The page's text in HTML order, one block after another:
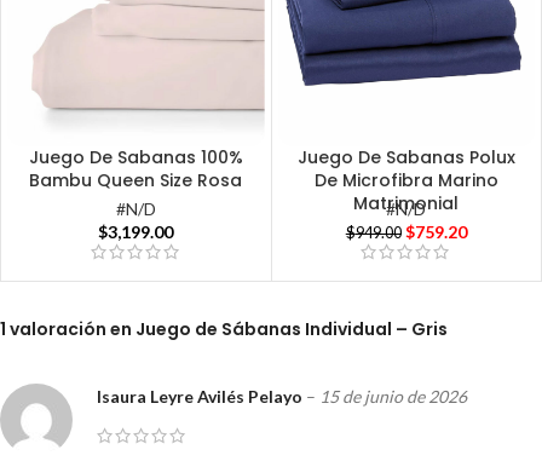
Juego De Sabanas 100%
Bambu Queen Size Rosa
#N/D
$3,199.00
Juego De Sabanas Polux
De Microfibra Marino
Matrimonial
#N/D
$949.00 $759.20
1 valoración en Juego de Sábanas Individual – Gris
Isaura Leyre Avilés Pelayo – 15 de junio de 2026